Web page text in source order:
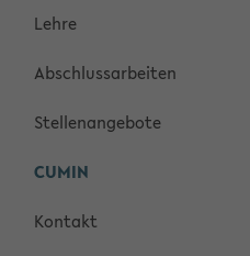
Lehre
Ab­schluss­ar­bei­ten
Stel­len­an­ge­bo­te
CUMIN
Kon­takt